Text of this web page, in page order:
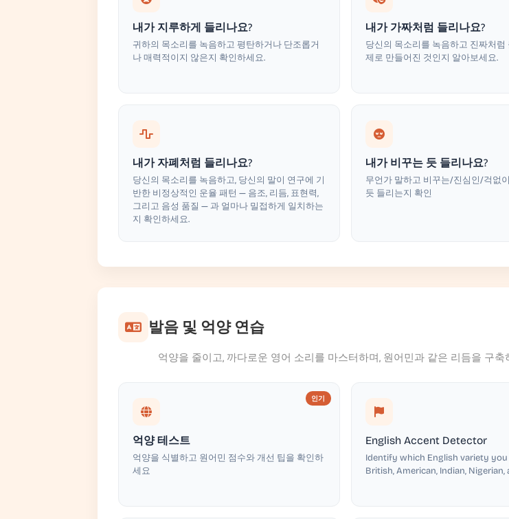
내가 지루하게 들리나요?
귀하의 목소리를 녹음하고 평탄하거나 단조롭거
나 매력적이지 않은지 확인하세요.
내가 가짜처럼 들리나요?
당신의 목소리를 녹음하고 진짜처럼
제로 만들어진 것인지 알아보세요.
내가 자폐처럼 들리나요?
당신의 목소리를 녹음하고, 당신의 말이 연구에 기
반한 비정상적인 운율 패턴 — 음조, 리듬, 표현력,
그리고 음성 품질 — 과 얼마나 밀접하게 일치하는
지 확인하세요.
내가 비꾸는 듯 들리나요?
무언가 말하고 비꾸는/진심인/걱없
듯 들리는지 확인
발음 및 억양 연습
억양을 줄이고, 까다로운 영어 소리를 마스터하며, 원어민과 같은 리듬을 구축
인기
억양 테스트
억양을 식별하고 원어민 점수와 개선 팁을 확인하
세요
English Accent Detector
Identify which English variety
British, American, Indian, Nigerian,